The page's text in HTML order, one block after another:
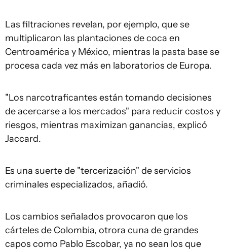
Las filtraciones revelan, por ejemplo, que se
multiplicaron las plantaciones de coca en
Centroamérica y México, mientras la pasta base se
procesa cada vez más en laboratorios de Europa.
"Los narcotraficantes están tomando decisiones
de acercarse a los mercados" para reducir costos y
riesgos, mientras maximizan ganancias, explicó
Jaccard.
Es una suerte de "tercerización" de servicios
criminales especializados, añadió.
Los cambios señalados provocaron que los
cárteles de Colombia, otrora cuna de grandes
capos como Pablo Escobar, ya no sean los que